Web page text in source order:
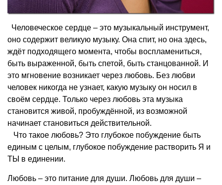
Человеческое сердце – это музыкальный инструмент,
оно содержит великую музыку. Она спит, но она здесь,
ждёт подходящего момента, чтобы воспламениться,
быть выраженной, быть спетой, быть станцованной. И
это мгновение возникает через любовь. Без любви
человек никогда не узнает, какую музыку он носил в
своём сердце. Только через любовь эта музыка
становится живой, пробуждённой, из возможной
начинает становиться действительной.
Что такое любовь? Это глубокое побуждение быть
единым с целым, глубокое побуждение растворить Я и
ТЫ в единении.
Любовь – это питание для души. Любовь для души –